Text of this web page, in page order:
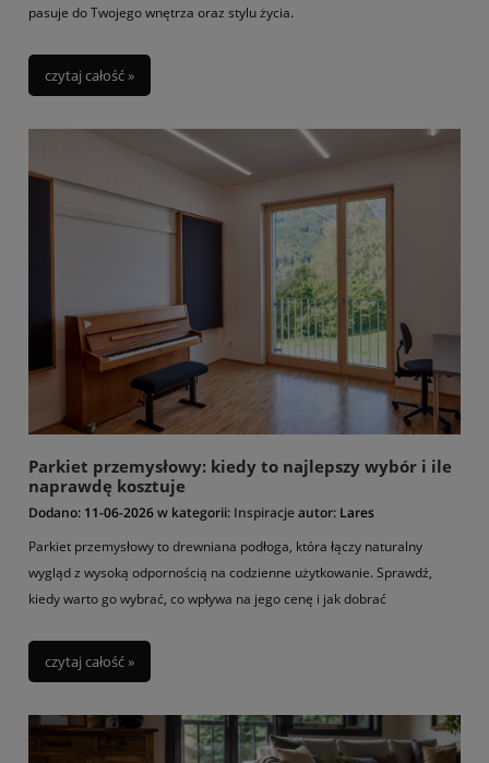
pasuje do Twojego wnętrza oraz stylu życia.
czytaj całość »
Parkiet przemysłowy: kiedy to najlepszy wybór i ile
naprawdę kosztuje
Dodano: 11-06-2026w kategorii: Inspiracjeautor: Lares
Parkiet przemysłowy to drewniana podłoga, która łączy naturalny
wygląd z wysoką odpornością na codzienne użytkowanie. Sprawdź,
kiedy warto go wybrać, co wpływa na jego cenę i jak dobrać
czytaj całość »